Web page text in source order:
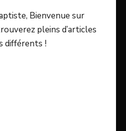
Bienvenue sur
pleins d’articles
différents !